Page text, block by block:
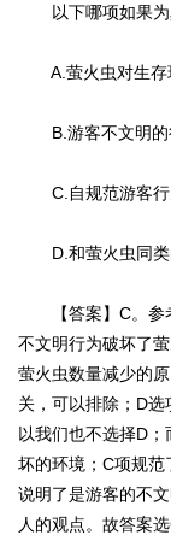
以下哪项如果为
A.萤火虫对生存
B.游客不文明的
C.自规范游客行
D.和萤火虫同类
【答案】C。参考
不文明行为破坏了
萤火虫数量减少的
关，可以排除；D
以我们也不选择D
坏的环境；C项规范
说明了是游客的不
人的观点。故答案选